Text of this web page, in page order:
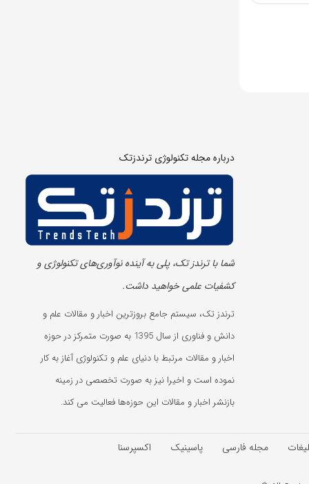
درباره مجله تکنولوژی ترندزتک
شما با ترندز تک، پلی به آینده‌ نوآوری‌های تکنولوژی و
کشفیات علمی خواهید داشت.
ترندز تک، سیستم جامع بروزترین اخبار و مقالات علم و
دانش و فناوری از سال 1395 به صورت متمرکز در حوزه
اخبار و مقالات مرتبط با دنیای علم و تکنولوژی آغاز به کار
نموده است و اخیرا نیز به صورت تخصصی در زمینه
بازنشر اخبار و مقالات این حوزه‌ها فعالیت می کند.
مجله فارسی پاسینیک اکسپرسنا